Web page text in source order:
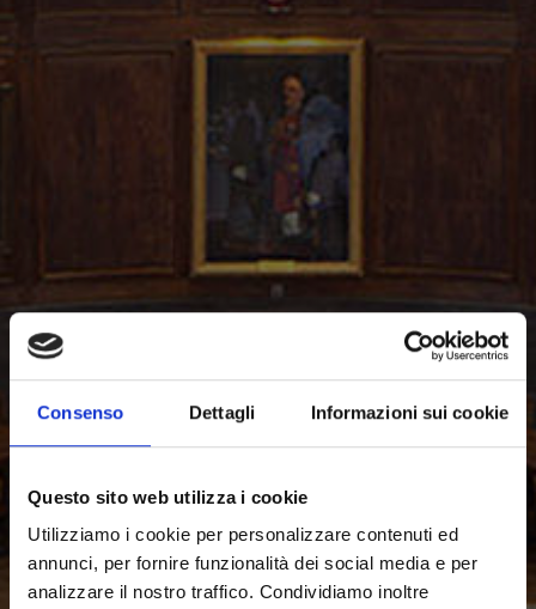
Consenso Dettagli Informazioni sui cookie
Questo sito web utilizza i cookie
Utilizziamo i cookie per personalizzare contenuti ed
annunci, per fornire funzionalità dei social media e per
analizzare il nostro traffico. Condividiamo inoltre